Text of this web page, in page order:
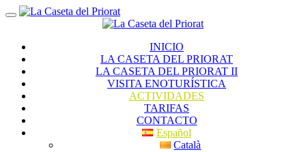
INICIO
LA CASETA DEL PRIORAT
LA CASETA DEL PRIORAT II
VISITA ENOTURÍSTICA
ACTIVIDADES
TARIFAS
CONTACTO
Español
Català